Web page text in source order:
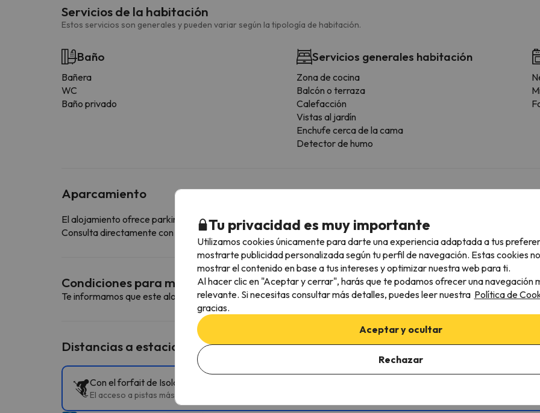
Servicios de la habitación
Estos servicios son generales y pueden variar según la tipología de habitación.
Baño
Bañera
WC
Baño privado
Servicios generales habitación
Zona de cocina
Balcón o terraza
Calefacción
Vistas al jardín
Enchufe cerca de la cama
Detector de humo
Aparcamiento
El alojamiento ofrece parking gratuito
Consulta directamente con el alojamiento si ofrecen la posibilidad de reservar la plaza de parking con antelación.
Condiciones para mascotas
Te informamos que este alojamiento no admite mascotas.
Distancias a estaciones de esquí cercanas
Con el forfait de Isola 2000 + Auron puedes esquiar en varias estaciones de esquí y disfrutar de 255 km
El acceso a pistas más cercano es Télériou en Auron (Saint-Etienne-de-Tinée). Además podrás esquiar en Auron
Tu privacidad es muy importante
Utilizamos cookies únicamente para darte una experiencia adaptada a tus
mostrarte publicidad personalizada según tu perfil de navegación. Estas cookies
mostrar el contenido en base a tus intereses y optimizar nuestra web para ti.
Al hacer clic en "Aceptar y cerrar", harás que te podamos ofrecer una navegación
relevante. Si necesitas consultar más detalles, puedes leer nuestra Política de
gracias.
Aceptar y ocultar
Rechazar